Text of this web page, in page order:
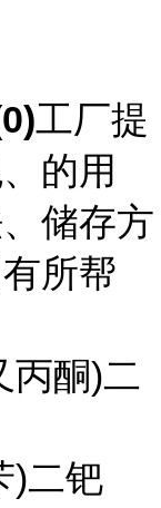
工厂提
的用
储存方
所帮
丙酮)二
)二钯